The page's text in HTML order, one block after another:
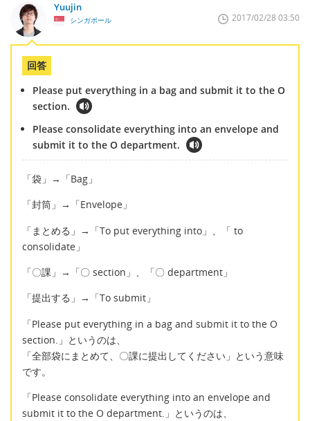
Yuujin
シンガポール 2017/02/28 03:50
回答
Please put everything in a bag and submit it to the O
section.
Please consolidate everything into an envelope and
submit it to the O department.
「袋」→「Bag」
「封筒」→「Envelope」
「まとめる」→「To put everything into」、「 to
consolidate」
「〇課」→「〇 section」、「〇 department」
「提出する」→「To submit」
「Please put everything in a bag and submit it to the O
section.」というのは、
「全部袋にまとめて、〇課に提出してください」という意味
です。
「Please consolidate everything into an envelope and
submit it to the O department.」というのは、